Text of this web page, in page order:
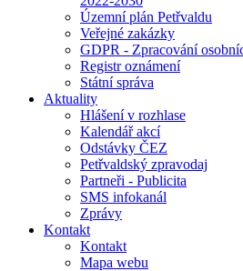
Územní plán Petřvaldu
Veřejné zakázky
GDPR - Zpracování
Registr oznámení
Státní správa
Aktuality
Hlášení v rozhlase
Kalendář akcí
Odstávky ČEZ
Petřvaldský zpravodaj
Partneři - Publicita
SMS infokanál
Zprávy
Kontakt
Kontakt
Mapa webu